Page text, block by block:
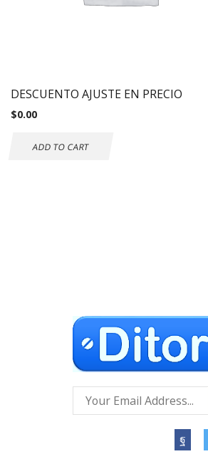
DESCUENTO AJUSTE EN PRECIO
$0.00
ADD TO CART